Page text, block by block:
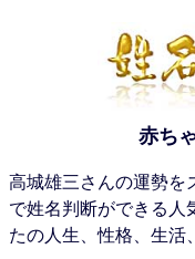
赤ち
高城雄三さんの運勢を
で姓名判断ができる人
たの人生、性格、生活